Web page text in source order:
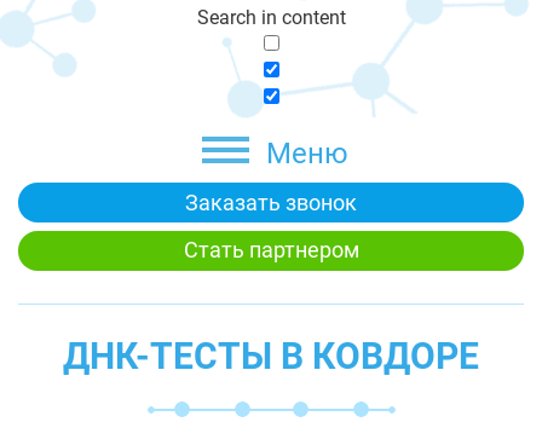
Search in content
Меню
Заказать звонок
Стать партнером
ДНК-ТЕСТЫ В КОВДОРЕ